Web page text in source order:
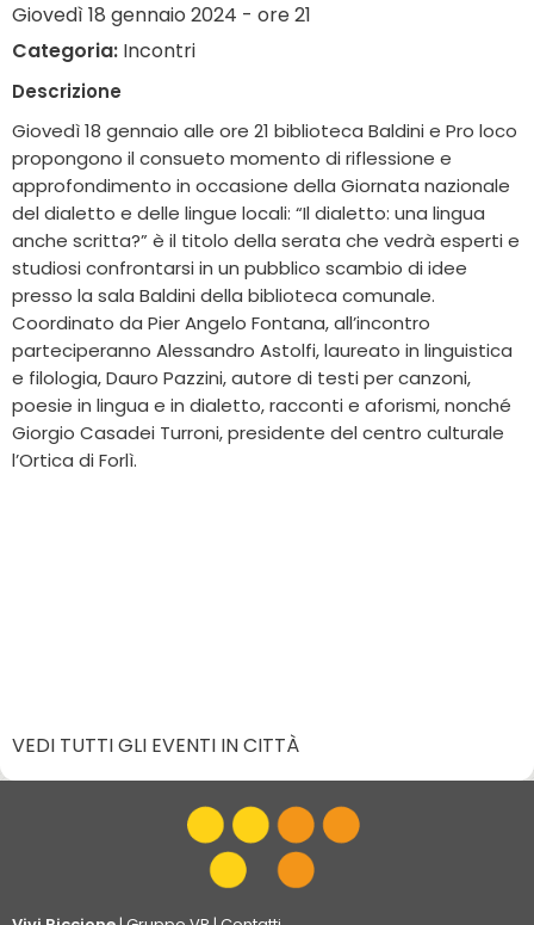
Giovedì 18 gennaio 2024 - ore 21
Categoria: Incontri
Descrizione
Giovedì 18 gennaio alle ore 21 biblioteca Baldini e Pro loco
propongono il consueto momento di riflessione e
approfondimento in occasione della Giornata nazionale
del dialetto e delle lingue locali: “Il dialetto: una lingua
anche scritta?” è il titolo della serata che vedrà esperti e
studiosi confrontarsi in un pubblico scambio di idee
presso la sala Baldini della biblioteca comunale.
Coordinato da Pier Angelo Fontana, all’incontro
parteciperanno Alessandro Astolfi, laureato in linguistica
e filologia, Dauro Pazzini, autore di testi per canzoni,
poesie in lingua e in dialetto, racconti e aforismi, nonché
Giorgio Casadei Turroni, presidente del centro culturale
l’Ortica di Forlì.
VEDI TUTTI GLI EVENTI IN CITTÀ